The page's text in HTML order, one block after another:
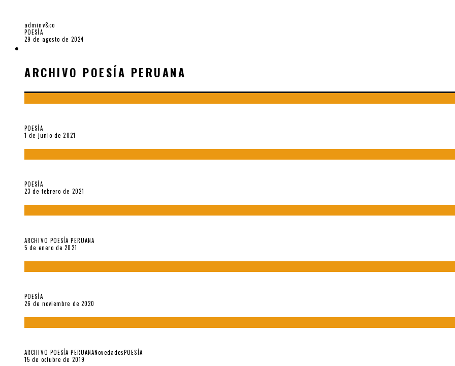
adminv&co
POESÍA
29 de agosto de 2024
ARCHIVO POESÍA PERUANA
POESÍA
1 de junio de 2021
POESÍA
23 de febrero de 2021
ARCHIVO POESÍA PERUANA
5 de enero de 2021
POESÍA
26 de noviembre de 2020
ARCHIVO POESÍA PERUANANovedadesPOESÍA
15 de octubre de 2019